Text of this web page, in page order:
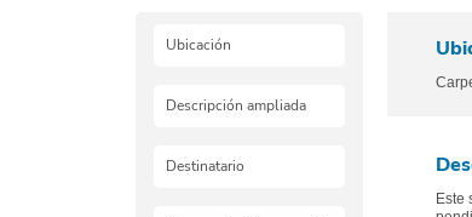
Ubicación
Descripción ampliada
Destinatario
Este